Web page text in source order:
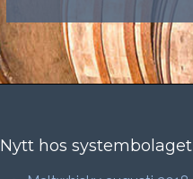
Nytt hos systembolaget